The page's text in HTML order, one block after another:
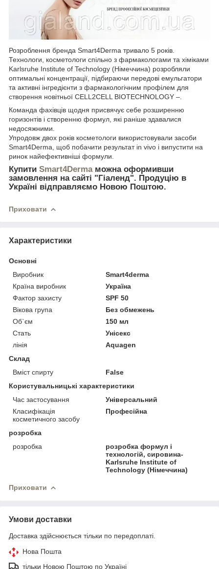
Розроблення бренда Smart4Derma тривало 5 років.
Технологи, косметологи спільно з фармакологами та хіміками
Karlsruhe Institute of Technology (Німеччина) розробляли
оптимальні концентрації, підбираючи передові емульгатори
та активні інгредієнти з фармакологічним профілем для
створення новітньої CELL2CELL BIOTECHNOLOGY –.
Команда фахівців щодня присвячує себе розширенню
горизонтів і створенню формул, які раніше здавалися
недосяжними.
Упродовж двох років косметологи використовували засоби
Smart4Derma, щоб побачити результат in vivo і випустити на
ринок найефективніші формули.
Купити Smart4Dermaможна оформивши
замовлення на сайті "Гіаленд". Продуцію в
Україні відправляємо Новою Поштою.
Приховати
Характеристики
Основні
Виробник
Smart4derma
Країна виробник
Україна
Фактор захисту
SPF 50
Вікова група
Без обмежень
Об`єм
150 мл
Стать
Унісекс
лінія
Aquagen
Склад
Вміст спирту
False
Користувальницькі характеристики
Час застосування
Універсальний
Класифікація
косметичного засобу
Професійна
розробка
розробка
розробка формул і
технологій, сировина-
Karlsruhe Institute of
Technology (Німеччина)
Приховати
Умови доставки
Доставка здійснюється тільки по передоплаті.
Нова Пошта
тільки Новою Поштою по Україні